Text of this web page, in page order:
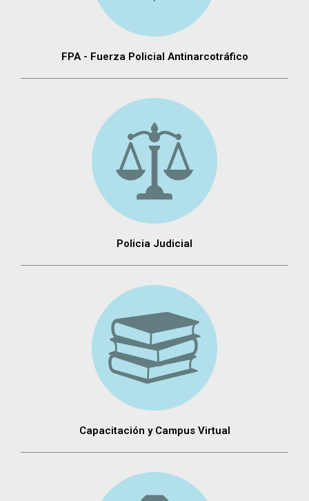
FPA - Fuerza Policial Antinarcotráfico
Policia Judicial
Capacitación y Campus Virtual